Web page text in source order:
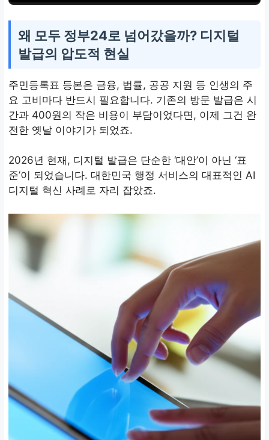
왜 모두 정부24로 넘어갔을까? 디지털
발급의 압도적 현실
주민등록표 등본은 금융, 법률, 공공 지원 등 인생의 주
요 고비마다 반드시 필요합니다. 기존의 방문 발급은 시
간과 400원의 작은 비용이 부담이었다면, 이제 그건 완
전한 옛날 이야기가 되었죠.
2026년 현재, 디지털 발급은 단순한 ‘대안’이 아닌 ‘표
준’이 되었습니다. 대한민국 행정 서비스의 대표적인 AI
디지털 혁신 사례로 자리 잡았죠.